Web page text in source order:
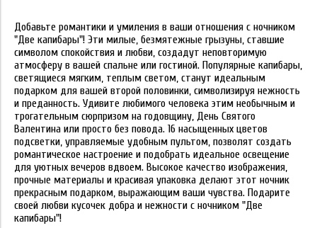
Добавьте романтики и умиления в ваши отношения с ночником
"Две капибары"! Эти милые, безмятежные грызуны, ставшие
символом спокойствия и любви, создадут неповторимую
атмосферу в вашей спальне или гостиной. Популярные капибары,
светящиеся мягким, теплым светом, станут идеальным
подарком для вашей второй половинки, символизируя нежность
и преданность. Удивите любимого человека этим необычным и
трогательным сюрпризом на годовщину, День Святого
Валентина или просто без повода. 16 насыщенных цветов
подсветки, управляемые удобным пультом, позволят создать
романтическое настроение и подобрать идеальное освещение
для уютных вечеров вдвоем. Высокое качество изображения,
прочные материалы и красивая упаковка делают этот ночник
прекрасным подарком, выражающим ваши чувства. Подарите
своей любви кусочек добра и нежности с ночником "Две
капибары"!